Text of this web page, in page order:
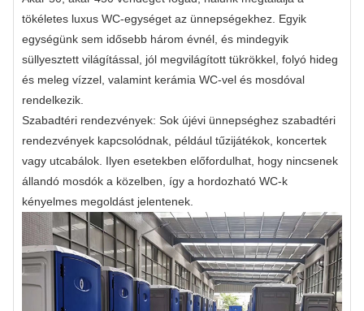
tökéletes luxus WC-egységet az ünnepségekhez. Egyik
egységünk sem idősebb három évnél, és mindegyik
süllyesztett világítással, jól megvilágított tükrökkel, folyó hideg
és meleg vízzel, valamint kerámia WC-vel és mosdóval
rendelkezik.
Szabadtéri rendezvények: Sok újévi ünnepséghez szabadtéri
rendezvények kapcsolódnak, például tűzijátékok, koncertek
vagy utcabálok. Ilyen esetekben előfordulhat, hogy nincsenek
állandó mosdók a közelben, így a hordozható WC-k
kényelmes megoldást jelentenek.